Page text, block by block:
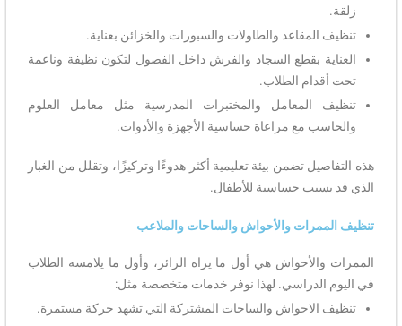
زلقة.
تنظيف المقاعد والطاولات والسبورات والخزائن بعناية.
العناية بقطع السجاد والفرش داخل الفصول لتكون نظيفة وناعمة
تحت أقدام الطلاب.
تنظيف المعامل والمختبرات المدرسية مثل معامل العلوم
والحاسب مع مراعاة حساسية الأجهزة والأدوات.
هذه التفاصيل تضمن بيئة تعليمية أكثر هدوءًا وتركيزًا، وتقلل من الغبار
الذي قد يسبب حساسية للأطفال.
تنظيف الممرات والأحواش والساحات والملاعب
الممرات والأحواش هي أول ما يراه الزائر، وأول ما يلامسه الطلاب
في اليوم الدراسي. لهذا نوفر خدمات متخصصة مثل:
تنظيف الاحواش والساحات المشتركة التي تشهد حركة مستمرة.